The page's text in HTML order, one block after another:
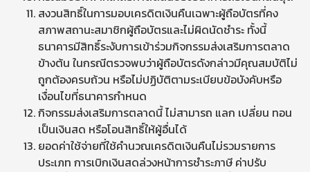
สงวนสิทธิ์ในการมอบเครดิตเงินคืนเฉพาะผู้ถือบัตรที่คง
สภาพสถานะสมาชิกผู้ถือบัตรและไม่ผิดนัดชำระ ทั้งนี้
ธนาคารมีสิทธิ์ระงับการเข้าร่วมกิจกรรมส่งเสริมการตลาด
ข้างต้น ในกรณีตรวจพบว่าผู้ถือบัตรดังกล่าวมีคุณสมบัติไม่
ถูกต้องครบถ้วน หรือไม่ปฏิบัติตามระเบียบข้อบังคับหรือ
เงื่อนไขที่ธนาคารกำหนด
กิจกรรมส่งเสริมการตลาดนี้ ไม่สามารถ แลก เปลี่ยน ทอน
เป็นเงินสด หรือโอนสิทธิ์ให้ผู้อื่นได้
ยอดค่าใช้จ่ายที่ใช้คำนวณเครดิตเงินคืนไม่รวมรายการ
ประเภท การเบิกเงินสดล่วงหน้าการชำระภาษี ค่าปรับ